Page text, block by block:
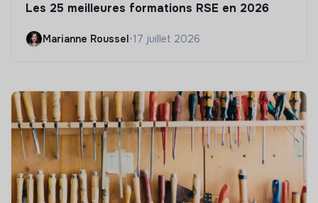
Les 25 meilleures formations RSE en 2026
Marianne Roussel•17 juillet 2026